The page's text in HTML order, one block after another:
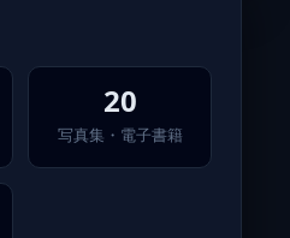
20
写真集・電子書籍